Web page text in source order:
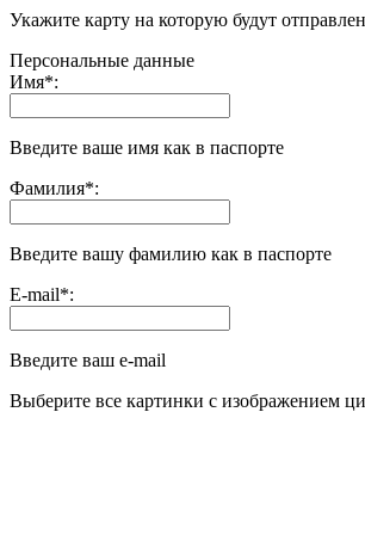
Укажите карту на которую будут
Персональные данные
Имя*:
Введите ваше имя как в паспорте
Фамилия*:
Введите вашу фамилию как в паспорте
E-mail*:
Введите ваш e-mail
Выберите все картинки с изображением